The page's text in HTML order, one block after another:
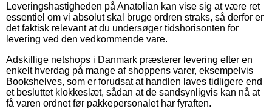
Leveringshastigheden på Anatolian kan vise sig at være ret
essentiel om vi absolut skal bruge ordren straks, så derfor er
det faktisk relevant at du undersøger tidshorisonten for
levering ved den vedkommende vare.
Adskillige netshops i Danmark præsterer levering efter en
enkelt hverdag på mange af shoppens varer, eksempelvis
Bookshelves, som er forudsat at handlen laves tidligere end
et besluttet klokkeslæt, sådan at de sandsynligvis kan nå at
få varen ordnet før pakkepersonalet har fyraften.